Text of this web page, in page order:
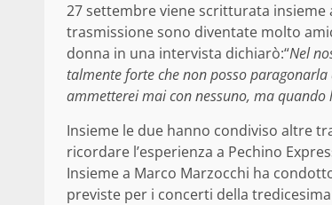
27 settembre viene scritturata insieme
trasmissione sono diventate molto
donna in una intervista dichiarò:“Nel
talmente forte che non posso
ammetterei mai con nessuno, ma quando
Insieme le due hanno condiviso altre
ricordare l’esperienza a Pechino
Insieme a Marco Marzocchi ha
previste per i concerti della